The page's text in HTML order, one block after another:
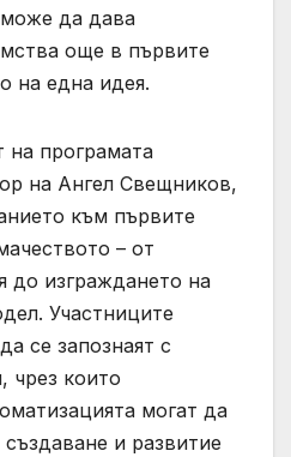
да дава
още в първите
на една идея.
на програмата
на Ангел Свещников,
към първите
– от
до изграждането на
Участниците
се запознаят с
чрез които
могат да
и развитие